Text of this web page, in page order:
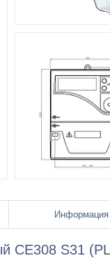
Информация
CE308 S31